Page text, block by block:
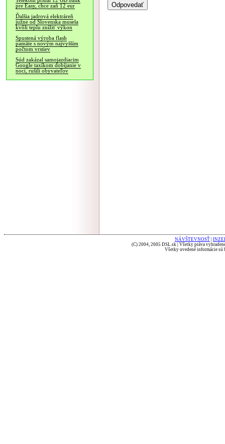
pre Easy, chce zaň 12 eur
Ďalšia jadrová elektráreň
južne od Slovenska musela
kvôli teplu znížiť výkon
Spustená výroba flash
pamäte s novým najvyšším
počtom vrstiev
Súd zakázal samojazdiacim
Google taxíkom dobíjanie v
noci, rušili obyvateľov
NÁVŠTEVNOSŤ
(C) 2004, 2005 DSL.sk | Všetky práva
Všetky uvedené informácie sú